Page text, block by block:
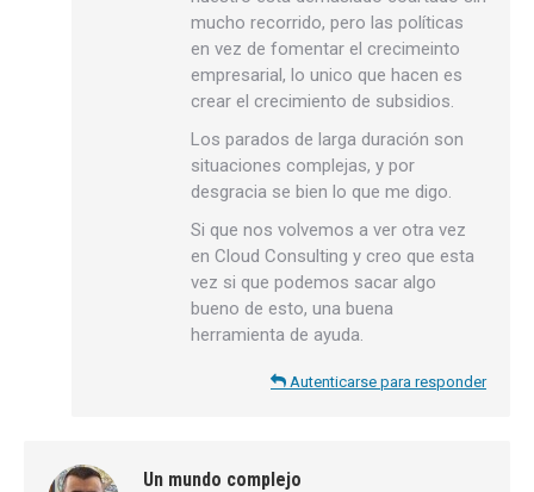
mucho recorrido, pero las políticas
en vez de fomentar el crecimeinto
empresarial, lo unico que hacen es
crear el crecimiento de subsidios.
Los parados de larga duración son
situaciones complejas, y por
desgracia se bien lo que me digo.
Si que nos volvemos a ver otra vez
en Cloud Consulting y creo que esta
vez si que podemos sacar algo
bueno de esto, una buena
herramienta de ayuda.
Autenticarse para responder
Un mundo complejo